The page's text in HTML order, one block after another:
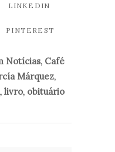
LINKEDIN
PINTEREST
Notícias, Café
Márquez,
, livro, obituário